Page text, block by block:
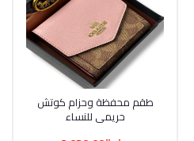
أضف إلى السلة
طقم محفظة وحزام كوتش
حريمي للنساء